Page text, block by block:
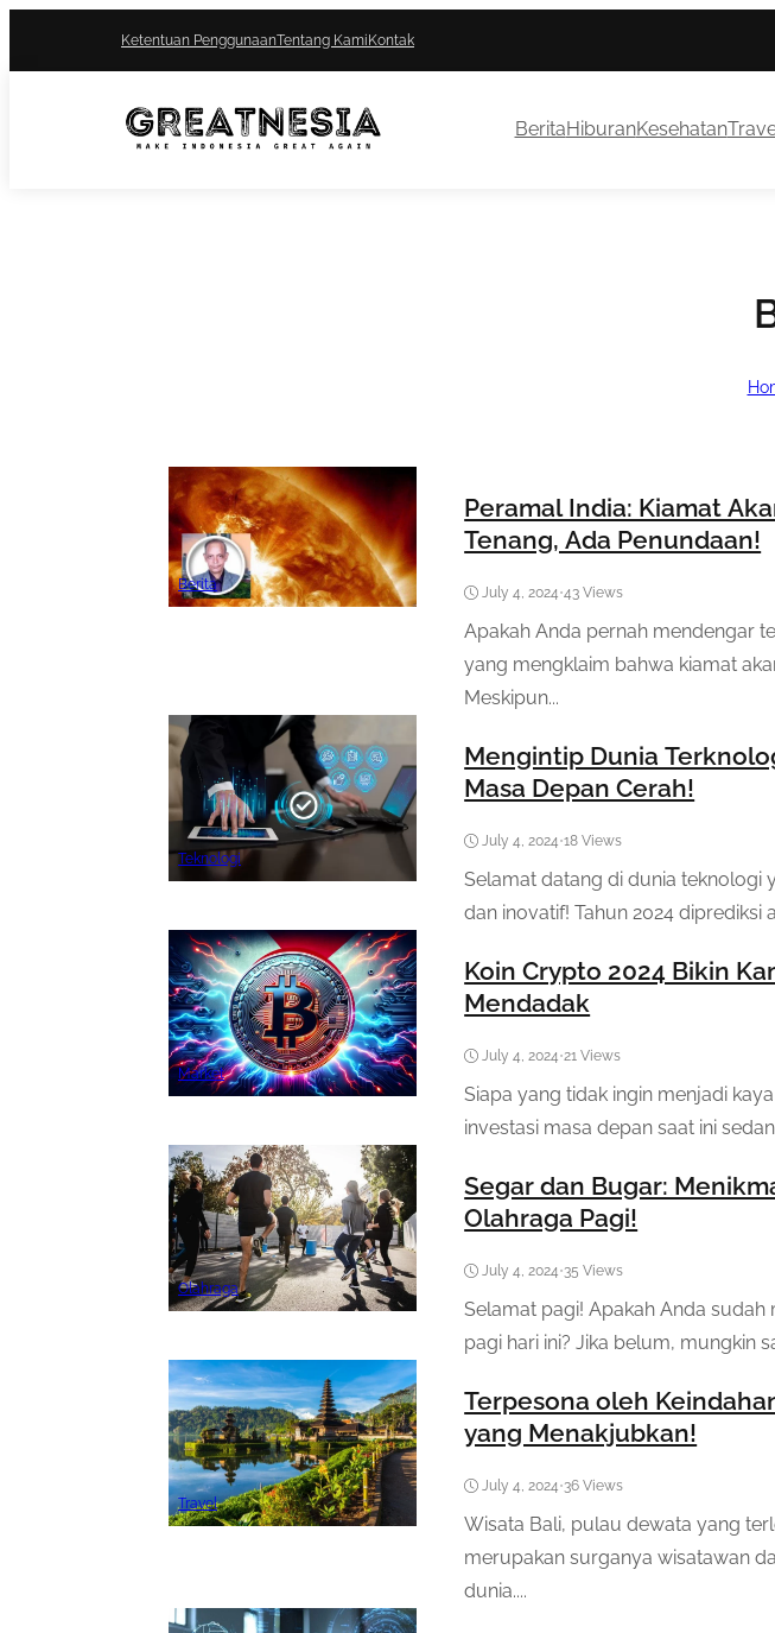
Ketentuan PenggunaanTentang KamiKontak
BeritaHiburanKesehatan
Berita
Peramal India: Kiamat
Tenang, Ada Penundaan!
July 4, 2024•43 Views
Apakah Anda pernah mendengar
yang mengklaim bahwa kiamat
Meskipun...
Teknologi
Mengintip Dunia
Masa Depan Cerah!
July 4, 2024•18 Views
Selamat datang di dunia teknologi
dan inovatif! Tahun 2024 diprediksi
Market
Koin Crypto 2024 Bikin
Mendadak
July 4, 2024•21 Views
Siapa yang tidak ingin menjadi
investasi masa depan saat ini
Olahraga
Segar dan Bugar:
Olahraga Pagi!
July 4, 2024•35 Views
Selamat pagi! Apakah Anda
pagi hari ini? Jika belum, mungkin
Travel
Terpesona oleh
yang Menakjubkan!
July 4, 2024•36 Views
Wisata Bali, pulau dewata yang
merupakan surganya wisatawan
dunia....